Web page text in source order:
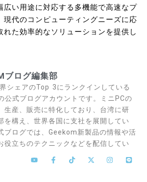
広い用途に対応する多機能で高速なプ
現代のコンピューティングニーズに応
れた効率的なソリューションを提供し
ブログ編集部
シェアのTop 3にランクインしている
公式ブログアカウントです。ミニPCの
生産、販売に特化しており、台湾に研
を構え、世界各国に支社を展開してい
ブログでは、Geekom新製品の情報や活
役立ちのテクニックなどを配信してい